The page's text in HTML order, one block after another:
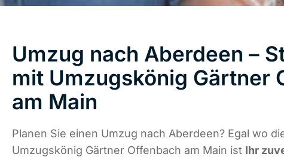
Umzug nach Aberdeen –
mit Umzugskönig Gärtner
am Main
Planen Sie einen Umzug nach Aberdeen? Egal wo
Umzugskönig Gärtner Offenbach am Main ist Ihr